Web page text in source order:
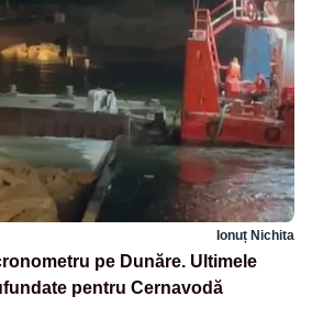
Ionuț Nichita
pe Dunăre. Ultimele
pentru Cernavodă